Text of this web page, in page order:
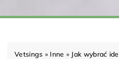
Vetsings » Inne » Jak wybrać